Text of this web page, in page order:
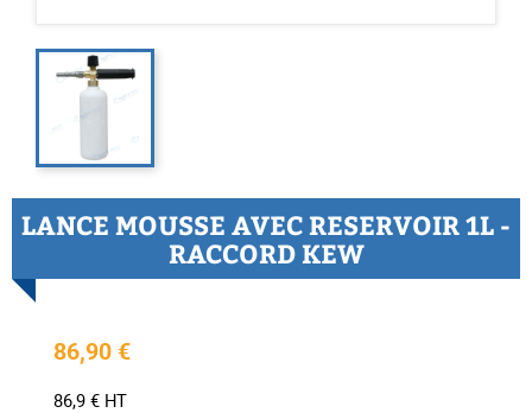
LANCE MOUSSE AVEC RESERVOIR 1L -
RACCORD KEW
86,90 €
86,9 € HT